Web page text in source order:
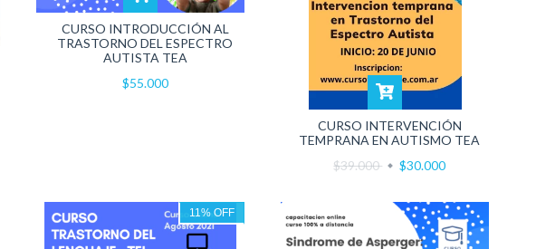
CURSO INTRODUCCIÓN AL
TRASTORNO DEL ESPECTRO
AUTISTA TEA
$55.000
CURSO INTERVENCIÓN
TEMPRANA EN AUTISMO TEA
$39.000
$30.000
11%OFF